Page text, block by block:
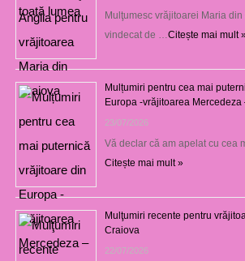
Mulţumesc vrăjitoarei Maria
vindecat de … Citește mai mult
Mulțumiri pentru cea mai
Europa -vrăjitoarea Mercedeza
23/07/2026
Vă declar că am apelat cu cea
Citește mai mult »
Mulţumiri recente pentru
Craiova
22/07/2026